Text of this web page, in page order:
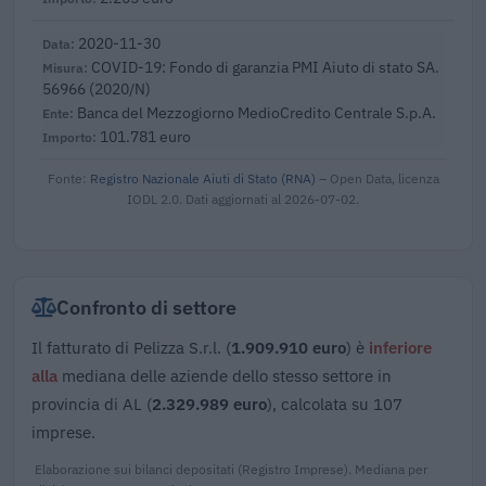
2020-11-30
COVID-19: Fondo di garanzia PMI Aiuto di stato SA.
56966 (2020/N)
Banca del Mezzogiorno MedioCredito Centrale S.p.A.
101.781 euro
Fonte: Registro Nazionale Aiuti di Stato (RNA) – Open Data, licenza
IODL 2.0. Dati aggiornati al 2026-07-02.
Confronto di settore
Il fatturato di Pelizza S.r.l. (1.909.910 euro) è inferiore
alla mediana delle aziende dello stesso settore in
provincia di AL (2.329.989 euro), calcolata su 107
imprese.
Elaborazione sui bilanci depositati (Registro Imprese). Mediana per